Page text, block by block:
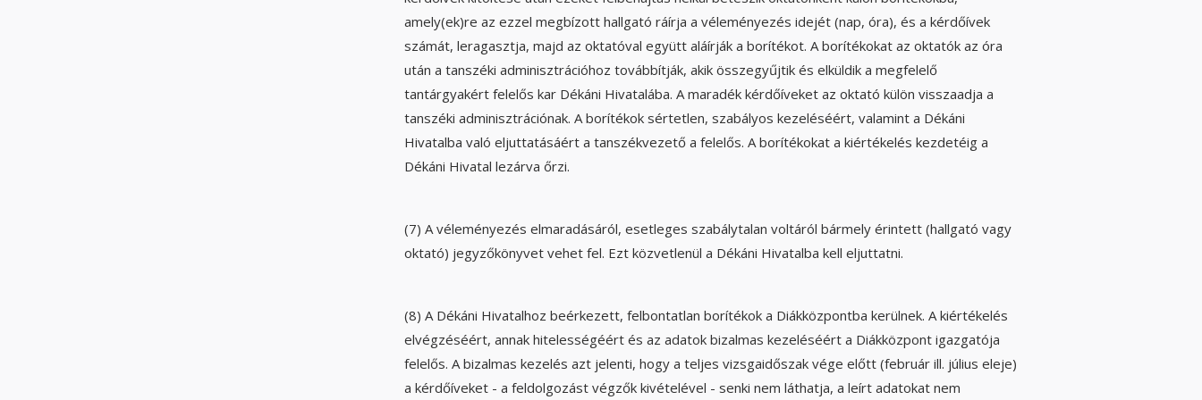
amely(ek)re az ezzel megbízott hallgató ráírja a véleményezés idejét (nap, óra), és a kérdőívek
számát, leragasztja, majd az oktatóval együtt aláírják a borítékot. A borítékokat az oktatók az óra
után a tanszéki adminisztrációhoz továbbítják, akik összegyűjtik és elküldik a megfelelő
tantárgyakért felelős kar Dékáni Hivatalába. A maradék kérdőíveket az oktató külön visszaadja a
tanszéki adminisztrációnak. A borítékok sértetlen, szabályos kezeléséért, valamint a Dékáni
Hivatalba való eljuttatásáért a tanszékvezető a felelős. A borítékokat a kiértékelés kezdetéig a
Dékáni Hivatal lezárva őrzi.
(7) A véleményezés elmaradásáról, esetleges szabálytalan voltáról bármely érintett (hallgató vagy
oktató) jegyzőkönyvet vehet fel. Ezt közvetlenül a Dékáni Hivatalba kell eljuttatni.
(8) A Dékáni Hivatalhoz beérkezett, felbontatlan borítékok a Diákközpontba kerülnek. A kiértékelés
elvégzéséért, annak hitelességéért és az adatok bizalmas kezeléséért a Diákközpont igazgatója
felelős. A bizalmas kezelés azt jelenti, hogy a teljes vizsgaidőszak vége előtt (február ill. július eleje)
a kérdőíveket - a feldolgozást végzők kivételével - senki nem láthatja, a leírt adatokat nem